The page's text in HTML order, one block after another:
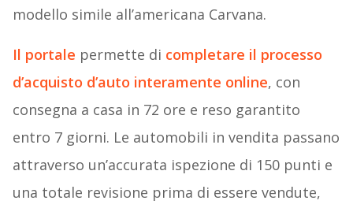
modello simile all’americana Carvana.
Il portale permette di completare il processo
d’acquisto d’auto interamente online, con
consegna a casa in 72 ore e reso garantito
entro 7 giorni. Le automobili in vendita passano
attraverso un’accurata ispezione di 150 punti e
una totale revisione prima di essere vendute,